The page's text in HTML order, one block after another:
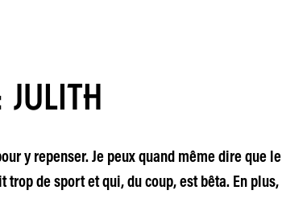
y repenser. Je peux quand même dire que le
trop de sport et qui, du coup, est bêta. En plus,